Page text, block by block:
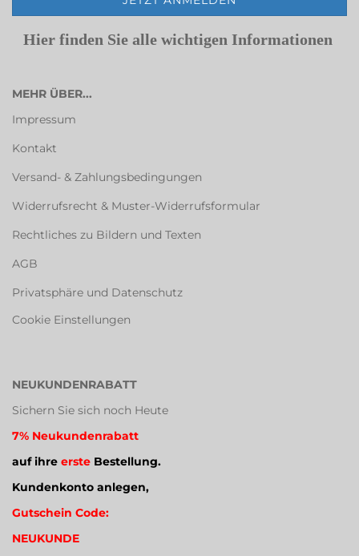
Hier finden Sie alle wichtigen Informationen
MEHR ÜBER...
Impressum
Kontakt
Versand- & Zahlungsbedingungen
Widerrufsrecht & Muster-Widerrufsformular
Rechtliches zu Bildern und Texten
AGB
Privatsphäre und Datenschutz
Cookie Einstellungen
NEUKUNDENRABATT
Sichern Sie sich noch Heute
7% Neukundenrabatt
auf ihre erste Bestellung.
Kundenkonto anlegen,
Gutschein Code:
NEUKUNDE